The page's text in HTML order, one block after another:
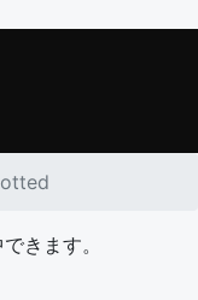
きます。